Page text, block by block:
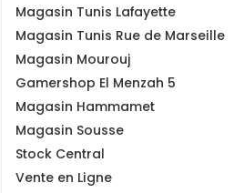
Magasin Tunis Lafayette
Magasin Tunis Rue de Marseille
Magasin Mourouj
Gamershop El Menzah 5
Magasin Hammamet
Magasin Sousse
Stock Central
Vente en Ligne